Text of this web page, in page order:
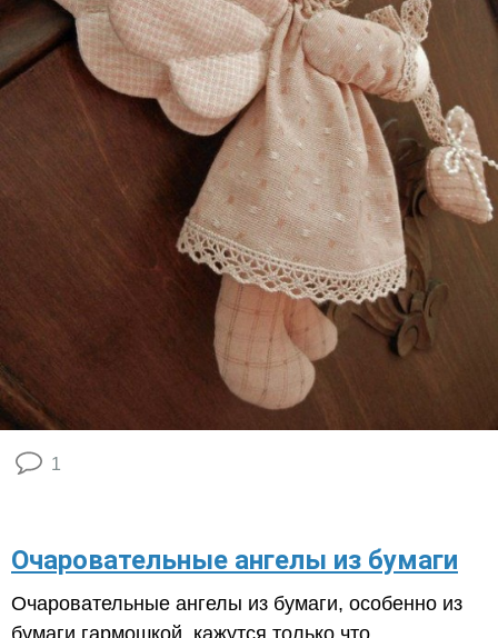
1
Очаровательные ангелы из бумаги
Очаровательные ангелы из бумаги, особенно из
бумаги гармошкой, кажутся только что